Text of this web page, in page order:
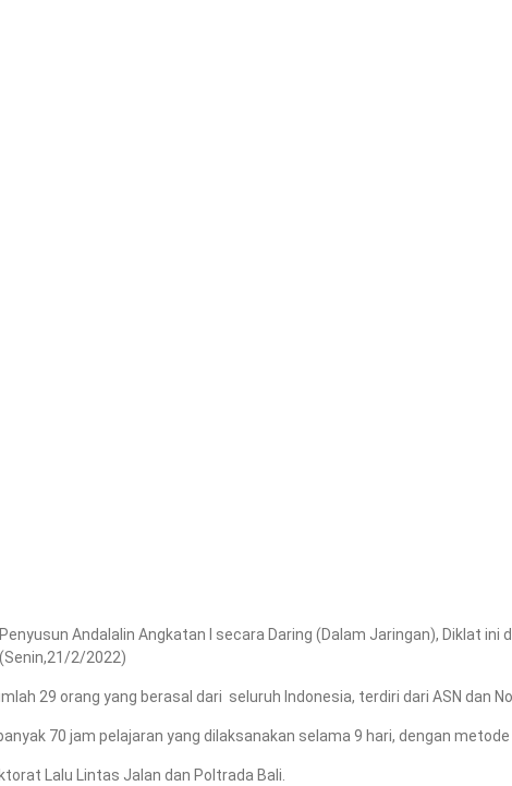
Andalalin Angkatan I secara Daring (Dalam Jaringan), Diklat ini
(Senin,21/2/2022)
29 orang yang berasal dari seluruh Indonesia, terdiri dari ASN dan
70 jam pelajaran yang dilaksanakan selama 9 hari, dengan
Lalu Lintas Jalan dan Poltrada Bali.